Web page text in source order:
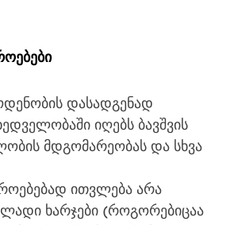
დასადგენად
იღებს ბავშვის
მდგომარეობას და სხვა
ითვლება არა
ხარჯები (როგორებიცაა